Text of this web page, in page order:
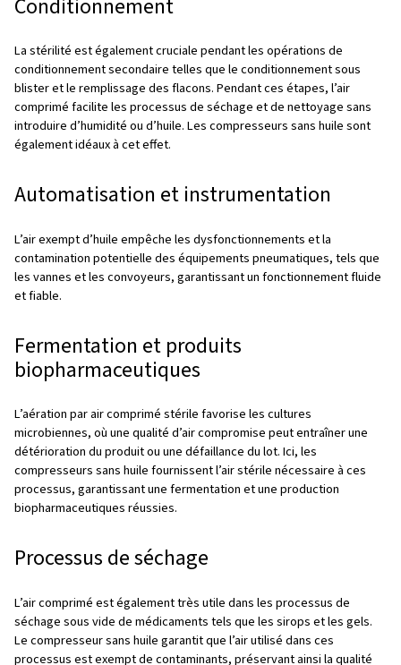
L’importance de l’air
dans la fabrication
L’air comprimé joue un rôle central dans l’industrie
faciliter l’emballage et garantir la stérilité des produits.
peut compromettre la qualité des produits, entraîner
réglementaires et, en fin de compte, entraîner des
financières importantes.
Applications de l’air
l’industrie pharmaceutique
Fabrication de comprimés et de
L’air comprimé est utilisé dans le mélange et la
pureté est nécessaire pour s’assurer qu’aucun
Conditionnement